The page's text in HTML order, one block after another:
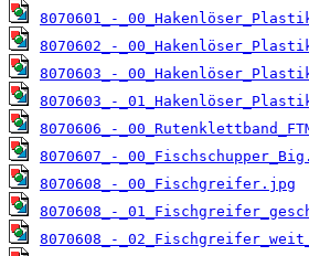
8070601_-
8070602_-
8070603_-
8070603_-
8070606_-
8070607_-
8070608_-_00_Fischgreifer.jpg
8070608_-
8070608_-